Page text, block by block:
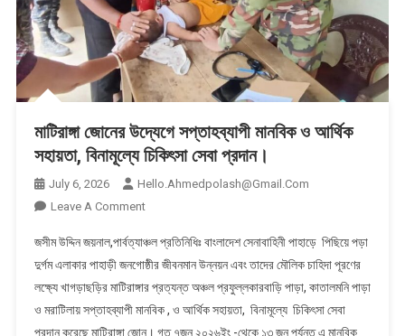
মাটিরাঙ্গা জোনের উদ্যেগে সপ্তাহব্যাপী মানবিক ও আর্থিক
সহায়তা, বিনামূল্যে চিকিৎসা সেবা প্রদান।
July 6, 2026
Hello.ahmedpolash@gmail.com
Leave A CommentOn
জোনের
উদ্যেগে
সপ্তাহব্যাপী
মানবিক
ও
জসীম উদ্দিন জয়নাল,পার্বত্যাঞ্চল প্রতিনিধিঃ বাংলাদেশ সেনাবাহিনী পাহাড়ে পিছিয়ে পড়া
দুর্গম এলাকার পাহাড়ী জনগোষ্ঠীর জীবনমান উন্নয়ন এবং তাদের মৌলিক চাহিদা পূরণের
লক্ষ্যে খাগড়াছড়ির মাটিরাঙ্গার প্রত্যন্ত অঞ্চল প্রফুল্লকারবাড়ি পাড়া, কাতালমনি পাড়া
ও মরাটিলায় সপ্তাহব্যাপী মানবিক , ও আর্থিক সহায়তা, বিনামূল্যে চিকিৎসা সেবা
প্রদান করেছে মাটিরাঙ্গা জোন। গত ৭জুন ২০২৬ইং -থেকে ১৩ জুন পর্যন্ত এ মানবিক